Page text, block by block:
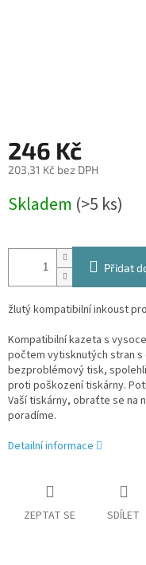
246 Kč
203,31 Kč bez DPH
cena:
Skladem (>5 ks)
Přidat
žlutý kompatibilní inkoust
Kompatibilní kazeta s
počtem vytisknutých stran s
bezproblémový tisk,
proti poškození tiskárny.
Vaší tiskárny, obraťte se na
poradíme.
Detailní informace
ZEPTAT SE SDÍLET